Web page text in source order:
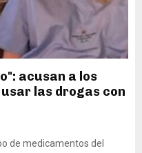
acusan a los
las drogas con
de medicamentos del